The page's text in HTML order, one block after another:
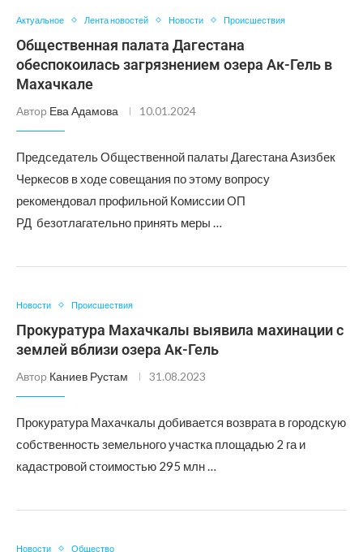
Актуальное Лента новостей Новости Происшествия
Общественная палата Дагестана
обеспокоилась загрязнением озера Ак-Гель в
Махачкале
Автор Ева Адамова 10.01.2024
Председатель Общественной палаты Дагестана Азизбек
Черкесов в ходе совещания по этому вопросу
рекомендовал профильной Комиссии ОП
РД безотлагательно принять меры …
Новости Происшествия
Прокуратура Махачкалы выявила махинации с
землей вблизи озера Ак-Гель
Автор Каниев Рустам 31.08.2023
Прокуратура Махачкалы добивается возврата в городскую
собственность земельного участка площадью 2 га и
кадастровой стоимостью 295 млн …
Новости Общество